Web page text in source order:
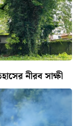
নীরব সাক্ষী